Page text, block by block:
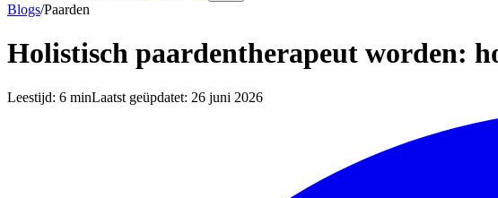
Blogs/Paarden
Holistisch paardentherapeut worden:
Leestijd: 6 minLaatst geüpdatet: 26 juni 2026